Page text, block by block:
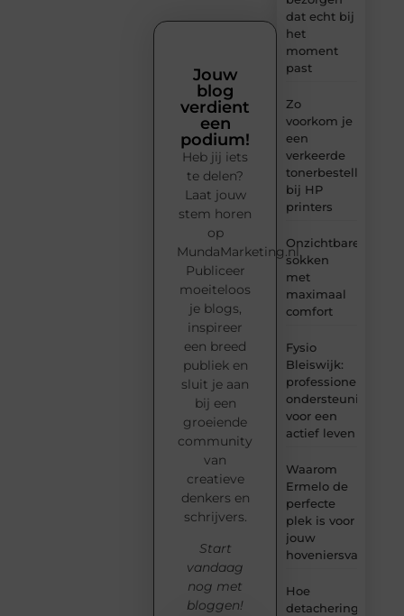
dat echt bij
het
moment
past
Zo
voorkom je
een
verkeerde
tonerbestelling
bij HP
printers
Onzichtbare
sokken
met
maximaal
comfort
Fysio
Bleiswijk:
professionele
ondersteuning
voor een
actief leven
Waarom
Ermelo de
perfecte
plek is voor
jouw
Hoe
detachering
Jouw
blog
verdient
een
podium!
Heb jij iets
te delen?
Laat jouw
stem horen
op
MundaMarketing.nl.
Publiceer
moeiteloos
je blogs,
inspireer
een breed
publiek en
sluit je aan
bij een
groeiende
community
van
creatieve
denkers en
schrijvers.
Start
vandaag
nog met
bloggen!